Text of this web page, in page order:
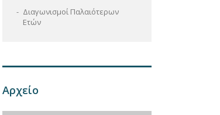
Διαγωνισμοί Παλαιότερων
Ετών
Αρχείο